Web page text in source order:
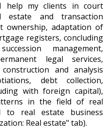
my clients in court
estate and transaction
ownership, adaptation of
registers, concluding
management,
legal services,
and analysis
debt collection,
with foreign capital),
in the field of real
to real estate business
Real estate" tab).